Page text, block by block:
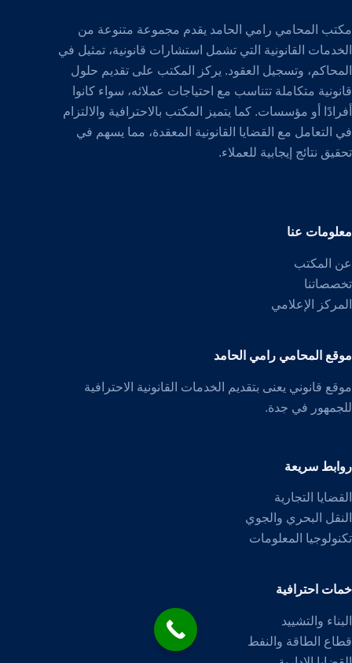
مكتب المحامي رامي الحامد يقدم مجموعة متنوعة من
الخدمات القانونية التي تشمل استشارات قانونية، تمثيل في
المحاكم، وتسجيل العقود. يركز المكتب على تقديم حلول
قانونية متكاملة تتناسب مع احتياجات عملائه، سواء كانوا
أفرادًا أو مؤسسات. كما يتميز المكتب بالاحترافية والالتزام
في التعامل مع القضايا القانونية المعقدة، مما يسهم في
تحقيق نتائج إيجابية للعملاء.
معلومات عنا
عن المكتب
تخصصاتنا
المركز الإعلامي
موقع المحامي رامي الحامد
موقع قانوني يعنى بتقديم الخدمات القانونية الاحترافية
للجمهور في جدة.
روابط سريعة
القضايا التجارية
النقل البحري والجوي
تكنولوجيا المعلومات
خمات احترافية
البناء والتشييد
قطاع الطاقة والنفط